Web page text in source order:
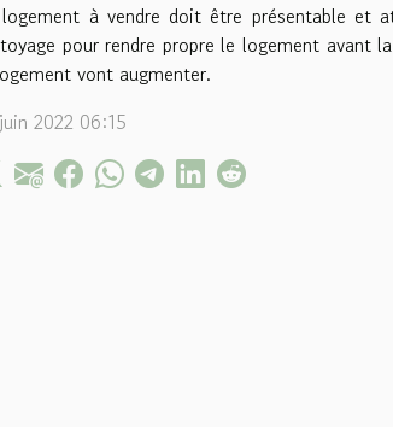
à vendre doit être présentable et
pour rendre propre le logement avant
vont augmenter.
2022 06:15